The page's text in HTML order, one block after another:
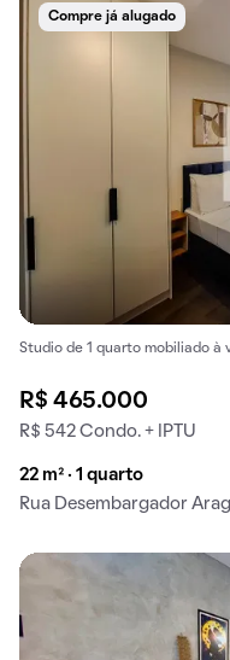
Compre já alugado
Studio de 1 quarto mobiliado à
R$ 465.000
R$ 542 Condo. + IPTU
22 m² · 1 quarto
Rua Desembargador